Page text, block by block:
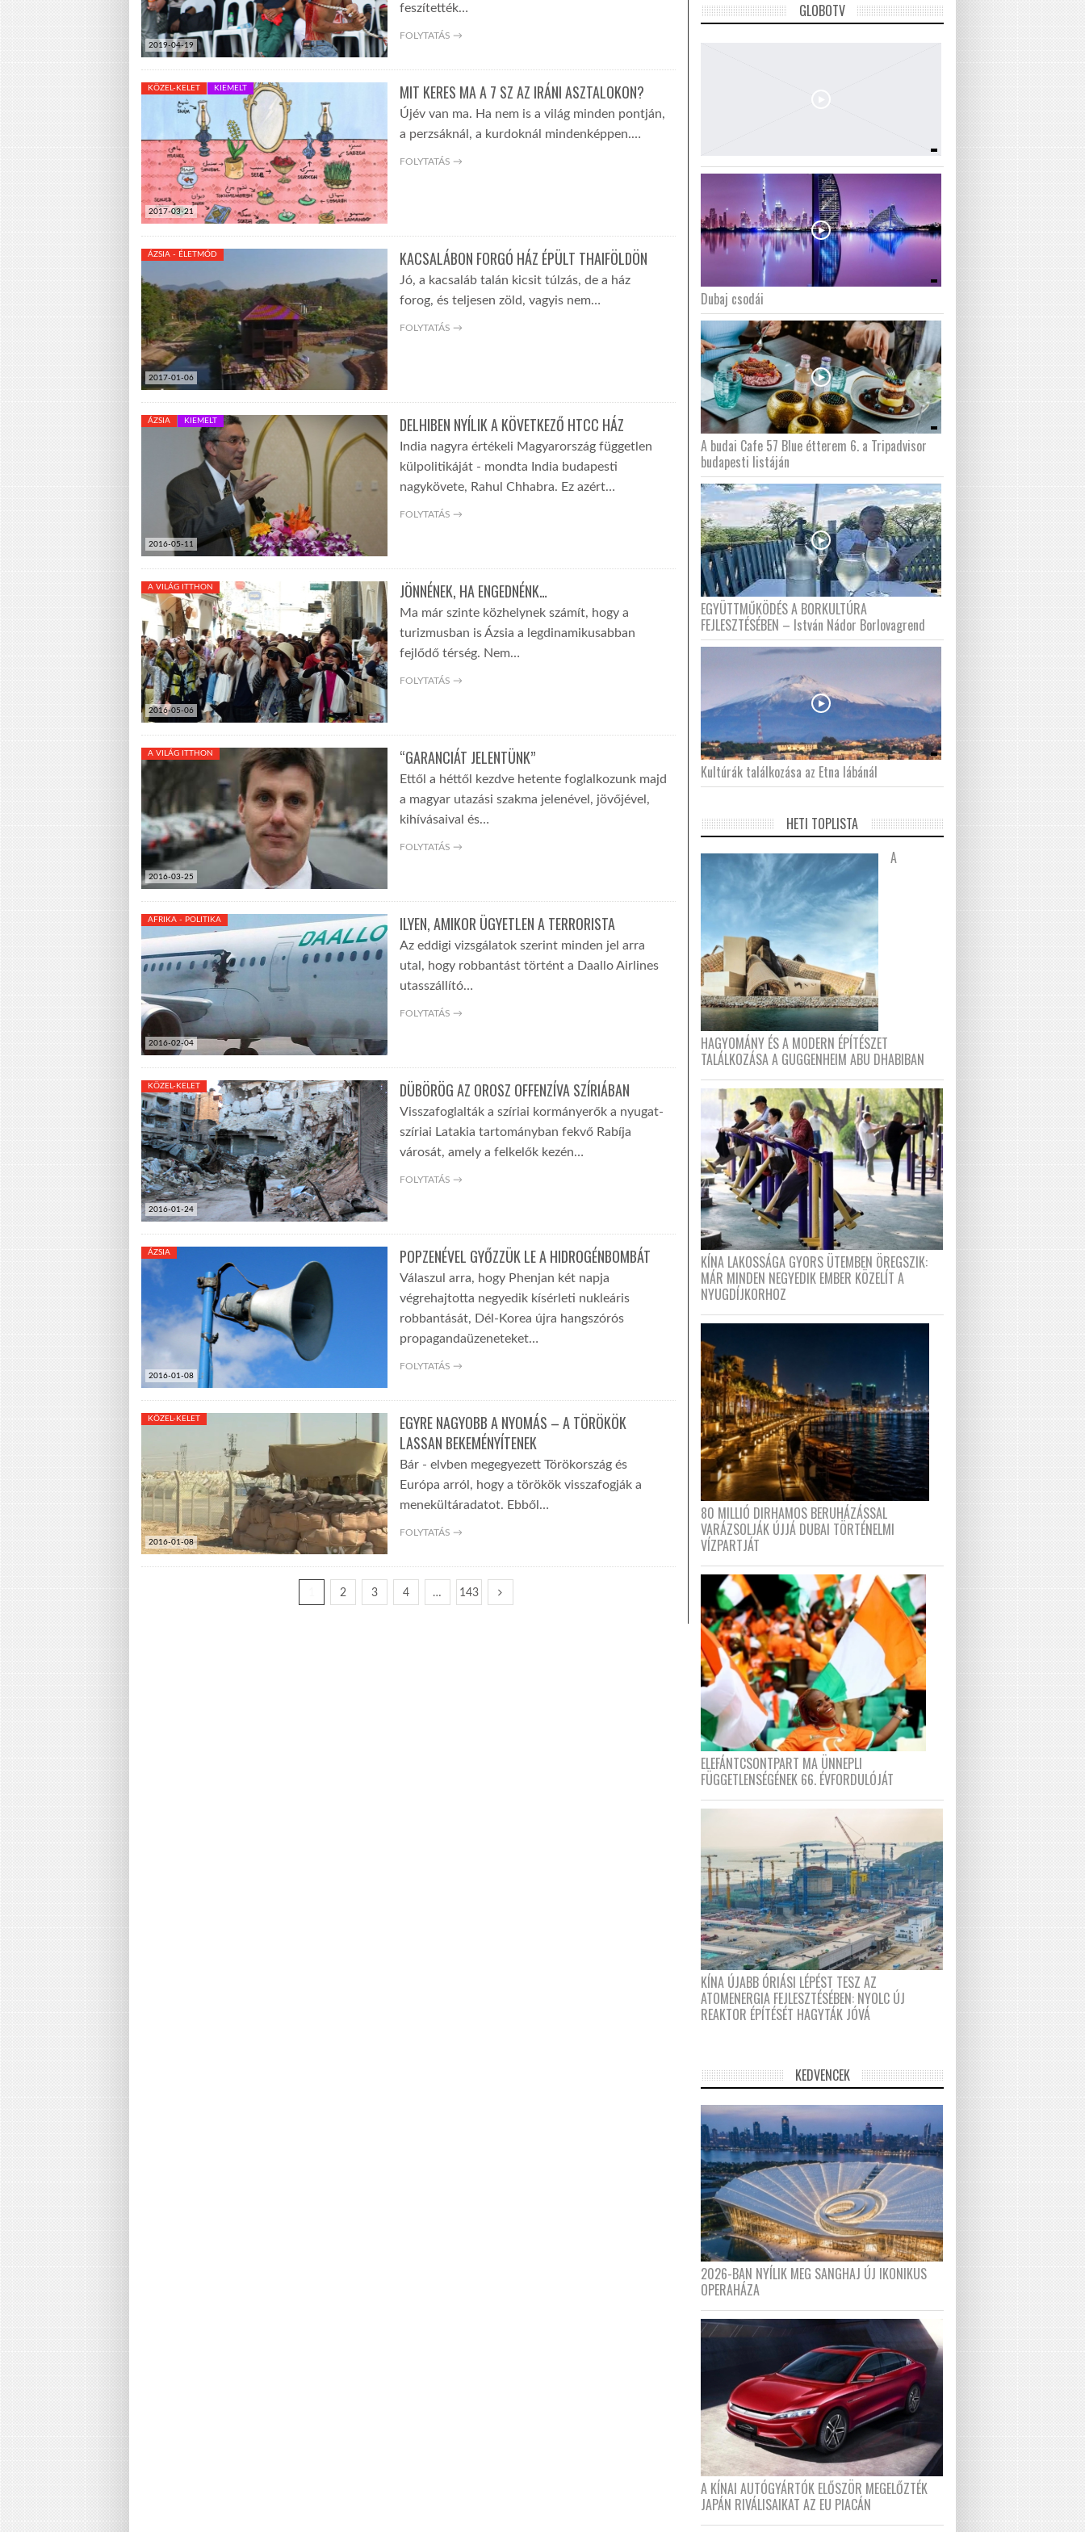
2019-04-19
feszítették…
FOLYTATÁS →
2017-03-21
KÖZEL-KELET KIEMELT MIT KERES MA A 7 SZ AZ IRÁNI ASZTALOKON?
Újév van ma. Ha nem is a világ minden pontján,
a perzsáknál, a kurdoknál mindenképpen.…
FOLYTATÁS →
2017-01-06
ÁZSIA - ÉLETMÓD KACSALÁBON FORGÓ HÁZ ÉPÜLT THAIFÖLDÖN
Jó, a kacsaláb talán kicsit túlzás, de a ház
forog, és teljesen zöld, vagyis nem…
FOLYTATÁS →
2016-05-11
ÁZSIA KIEMELT DELHIBEN NYÍLIK A KÖVETKEZŐ HTCC HÁZ
India nagyra értékeli Magyarország független
külpolitikáját - mondta India budapesti
nagykövete, Rahul Chhabra. Ez azért…
FOLYTATÁS →
2016-05-06
A VILÁG ITTHON JÖNNÉNEK, HA ENGEDNÉNK…
Ma már szinte közhelynek számít, hogy a
turizmusban is Ázsia a legdinamikusabban
fejlődő térség. Nem…
FOLYTATÁS →
2016-03-25
A VILÁG ITTHON “GARANCIÁT JELENTÜNK”
Ettől a héttől kezdve hetente foglalkozunk majd
a magyar utazási szakma jelenével, jövőjével,
kihívásaival és…
FOLYTATÁS →
2016-02-04
AFRIKA - POLITIKA ILYEN, AMIKOR ÜGYETLEN A TERRORISTA
Az eddigi vizsgálatok szerint minden jel arra
utal, hogy robbantást történt a Daallo Airlines
utasszállító…
FOLYTATÁS →
2016-01-24
KÖZEL-KELET DÜBÖRÖG AZ OROSZ OFFENZÍVA SZÍRIÁBAN
Visszafoglalták a szíriai kormányerők a nyugat-
szíriai Latakia tartományban fekvő Rabíja
városát, amely a felkelők kezén…
FOLYTATÁS →
2016-01-08
ÁZSIA POPZENÉVEL GYŐZZÜK LE A HIDROGÉNBOMBÁT
Válaszul arra, hogy Phenjan két napja
végrehajtotta negyedik kísérleti nukleáris
robbantását, Dél-Korea újra hangszórós
propagandaüzeneteket…
FOLYTATÁS →
2016-01-08
KÖZEL-KELET
EGYRE NAGYOBB A NYOMÁS – A TÖRÖKÖK
LASSAN BEKEMÉNYÍTENEK
Bár - elvben megegyezett Törökország és
Európa arról, hogy a törökök visszafogják a
menekültáradatot. Ebből…
FOLYTATÁS →
2 3 4 … 143
GLOBOTV
Dubaj csodái
A budai Cafe 57 Blue étterem 6. a Tripadvisor
budapesti listáján
EGYÜTTMŰKÖDÉS A BORKULTÚRA
FEJLESZTÉSÉBEN – István Nádor Borlovagrend
Kultúrák találkozása az Etna lábánál
HETI TOPLISTA
A
HAGYOMÁNY ÉS A MODERN ÉPÍTÉSZET
TALÁLKOZÁSA A GUGGENHEIM ABU DHABIBAN
KÍNA LAKOSSÁGA GYORS ÜTEMBEN ÖREGSZIK:
MÁR MINDEN NEGYEDIK EMBER KÖZELÍT A
NYUGDÍJKORHOZ
80 MILLIÓ DIRHAMOS BERUHÁZÁSSAL
VARÁZSOLJÁK ÚJJÁ DUBAI TÖRTÉNELMI
VÍZPARTJÁT
ELEFÁNTCSONTPART MA ÜNNEPLI
FÜGGETLENSÉGÉNEK 66. ÉVFORDULÓJÁT
KÍNA ÚJABB ÓRIÁSI LÉPÉST TESZ AZ
ATOMENERGIA FEJLESZTÉSÉBEN: NYOLC ÚJ
REAKTOR ÉPÍTÉSÉT HAGYTÁK JÓVÁ
KEDVENCEK
2026-BAN NYÍLIK MEG SANGHAJ ÚJ IKONIKUS
OPERAHÁZA
A KÍNAI AUTÓGYÁRTÓK ELŐSZÖR MEGELŐZTÉK
JAPÁN RIVÁLISAIKAT AZ EU PIACÁN